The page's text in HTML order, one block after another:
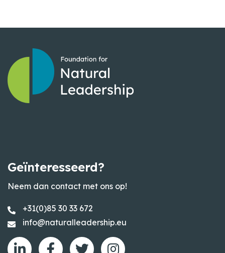
Geïnteresseerd?
Neem dan contact met ons op!
+31(0)85 30 33 672
info@naturalleadership.eu